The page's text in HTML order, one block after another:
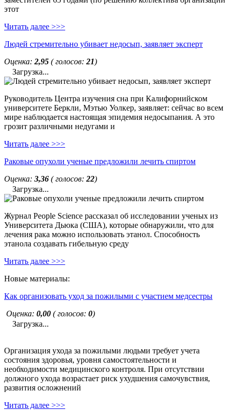
этот
Читать далее >>>
Людей стремительно убивает недосып, заявляет эксперт
Оценка: 2,95 ( голосов: 21)
Загрузка...
Руководитель Центра изучения сна при Калифорнийском
университете Беркли, Мэтью Уолкер, заявляет: сейчас во всем
мире наблюдается настоящая эпидемия недосыпания. А это
грозит различными недугами и
Читать далее >>>
Раковые опухоли ученые предложили лечить спиртом
Оценка: 3,36 ( голосов: 22)
Загрузка...
Журнал People Science рассказал об исследовании ученых из
Университета Дьюка (США), которые обнаружили, что для
лечения рака можно использовать этанол. Способность
этанола создавать гибельную среду
Читать далее >>>
Новые материалы:
Как организовать уход за пожилыми с участием медсестры
Оценка: 0,00 ( голосов: 0)
Загрузка...
Организация ухода за пожилыми людьми требует учета
состояния здоровья, уровня самостоятельности и
необходимости медицинского контроля. При отсутствии
должного ухода возрастает риск ухудшения самочувствия,
развития осложнений
Читать далее >>>